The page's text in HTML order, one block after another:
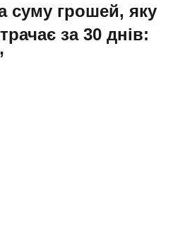
суму грошей, яку
за 30 днів: